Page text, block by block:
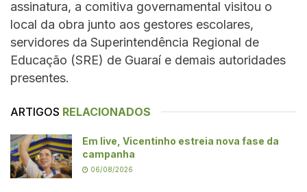
assinatura, a comitiva governamental visitou o
local da obra junto aos gestores escolares,
servidores da Superintendência Regional de
Educação (SRE) de Guaraí e demais autoridades
presentes.
ARTIGOS RELACIONADOS
Em live, Vicentinho estreia nova fase da
campanha
06/08/2026